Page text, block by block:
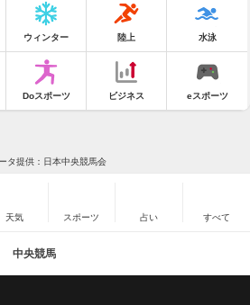
ウィンター 陸上 水泳
Doスポーツ ビジネス eスポーツ
タ提供：日本中央競馬会
天気 スポーツ 占い すべて
中央競馬